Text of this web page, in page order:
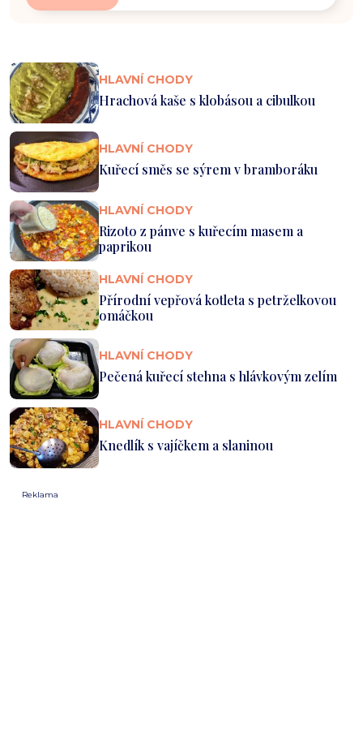
HLAVNÍ CHODY
Hrachová kaše s klobásou a cibulkou
HLAVNÍ CHODY
Kuřecí směs se sýrem v bramboráku
HLAVNÍ CHODY
Rizoto z pánve s kuřecím masem a
paprikou
HLAVNÍ CHODY
Přírodní vepřová kotleta s petrželkovou
omáčkou
HLAVNÍ CHODY
Pečená kuřecí stehna s hlávkovým zelím
HLAVNÍ CHODY
Knedlík s vajíčkem a slaninou
Reklama